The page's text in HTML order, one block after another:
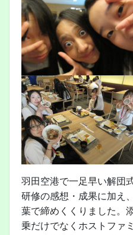
羽田空港で一足早い解団
研修の感想・成果に加え
葉で締めくくりました。
乗だけでなくホストファ